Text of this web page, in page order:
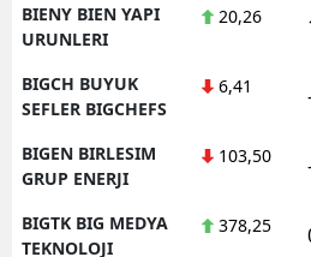
BIENY BIEN YAPI
URUNLERI
20,26
BIGCH BUYUK
SEFLER BIGCHEFS
6,41
BIGEN BIRLESIM
GRUP ENERJI
103,50
BIGTK BIG MEDYA
TEKNOLOJI
378,25